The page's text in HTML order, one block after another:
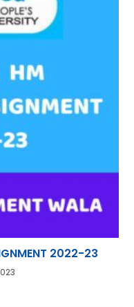
2022-23